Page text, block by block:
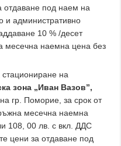
отдаване под наем на
и административно
10 % /десет
месечна наемна цена без
на
зона „Иван Вазов”,
гр. Поморие, за срок от
месечна наемна
108, 00 лв. с вкл. ДДС
цени за отдаване под